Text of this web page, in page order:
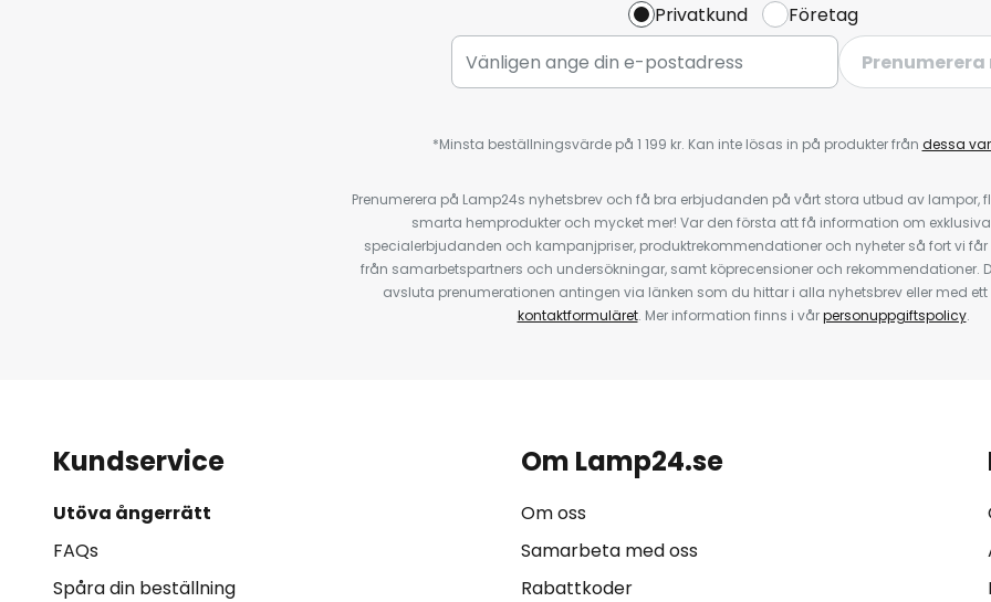
Privatkund
Företag
Prenumerera
*Minsta beställningsvärde på 1 199 kr. Kan inte lösas in på produkter från dessa
Prenumerera på Lamp24s nyhetsbrev och få bra erbjudanden på vårt stora utbud av lampor,
smarta hemprodukter och mycket mer! Var den första att få information om
specialerbjudanden och kampanjpriser, produktrekommendationer och nyheter så fort vi
från samarbetspartners och undersökningar, samt köprecensioner och rekommendationer.
avsluta prenumerationen antingen via länken som du hittar i alla nyhetsbrev eller med
kontaktformuläret. Mer information finns i vårpersonuppgiftspolicy.
Kundservice
Utöva ångerrätt
FAQs
Spåra din beställning
Om Lamp24.se
Om oss
Samarbeta med oss
Rabattkoder